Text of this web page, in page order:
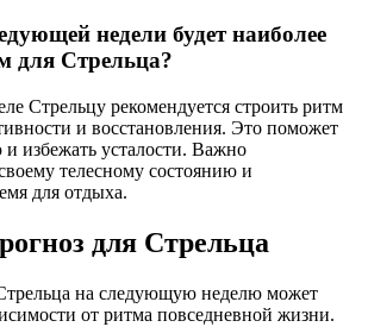
недели будет наиболее
для Стрельца?
Стрельцу рекомендуется строить ритм
и восстановления. Это поможет
избежать усталости. Важно
телесному состоянию и
для отдыха.
для Стрельца
на следующую неделю может
от ритма повседневной жизни.